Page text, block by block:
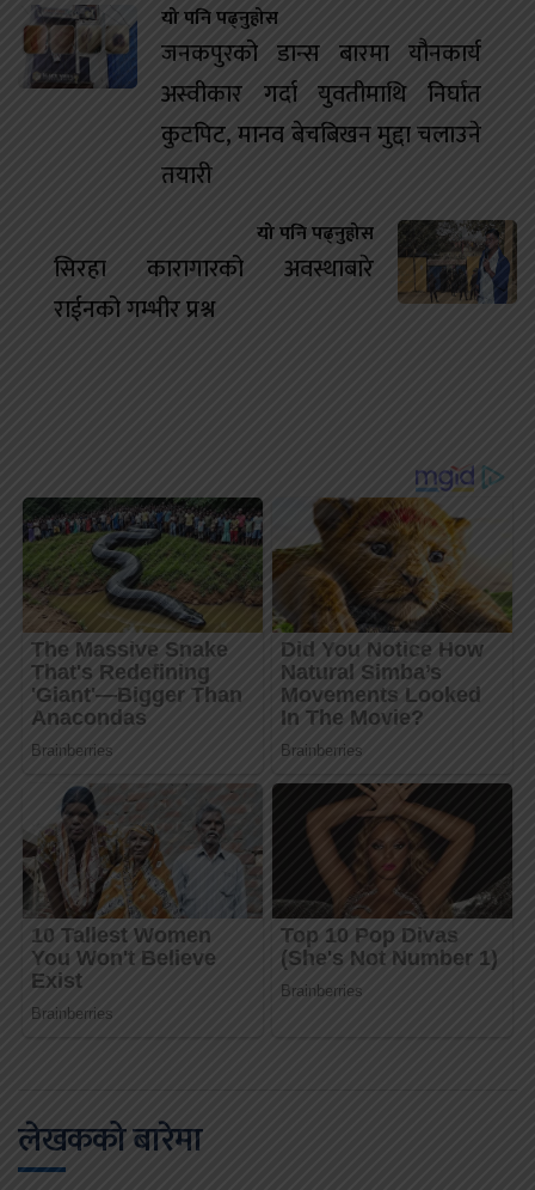
यो पनि पढ्नुहोस
जनकपुरको डान्स बारमा यौनकार्य
अस्वीकार गर्दा युवतीमाथि निर्घात
कुटपिट, मानव बेचबिखन मुद्दा चलाउने
तयारी
यो पनि पढ्नुहोस
सिरहा कारागारको अवस्थाबारे
राईनको गम्भीर प्रश्न
लेखकको बारेमा